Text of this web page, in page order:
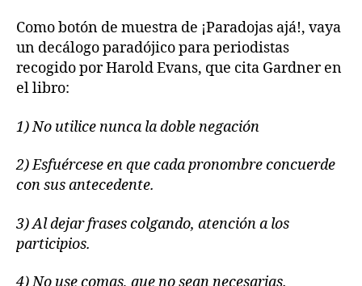
Como botón de muestra de ¡Paradojas ajá!, vaya
un decálogo paradójico para periodistas
recogido por Harold Evans, que cita Gardner en
el libro:
1) No utilice nunca la doble negación
2) Esfuércese en que cada pronombre concuerde
con sus antecedente.
3) Al dejar frases colgando, atención a los
participios.